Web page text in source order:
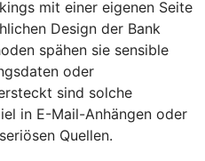
mit einer eigenen Seite
Design der Bank
spähen sie sensible
oder
sind solche
in E-Mail-Anhängen oder
Quellen.